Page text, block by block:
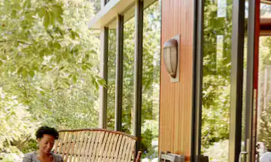
le bas pour les parcourir ou en appuyant et en